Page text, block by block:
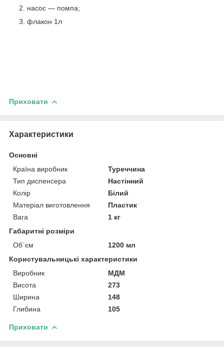
насос — помпа;
флакон 1л
Приховати
Характеристики
Основні
Країна виробник
Туреччина
Тип диспенсера
Настінний
Колір
Білий
Матеріал виготовлення
Пластик
Вага
1 кг
Габаритні розміри
Об`єм
1200 мл
Користувальницькі характеристики
Виробник
МДМ
Висота
273
Ширина
148
Глибина
105
Приховати